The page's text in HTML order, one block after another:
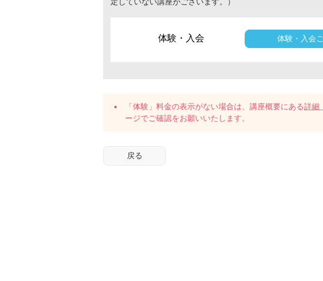
定していない講座がございます。）
体験・入会 体験・入会
「体験」料金の表示がない場合は、講座概要にある詳細
ージでご確認をお願いいたします。